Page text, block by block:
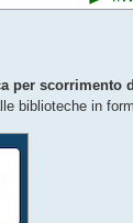
per scorrimento
biblioteche in